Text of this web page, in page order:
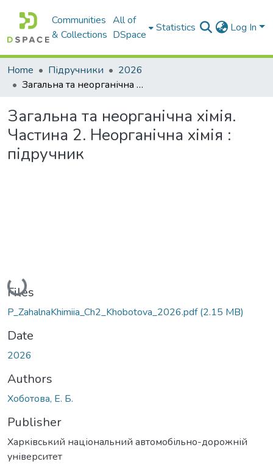
Communities
& Collections
All of
DSpace
Statistics Log In
Home Підручники
2026
Загальна та неорганічна хімія. Частина 2. Неорганічна хімія : підручник
Загальна та неорганічна хімія.
Частина 2. Неорганічна хімія :
підручник
Loading...
Files
P_ZahalnaKhimiia_Ch2_Khobotova_2026.pdf(2.15 MB)
Date
2026
Authors
Хоботова, Е. Б.
Publisher
Харківський національний автомобільно-дорожній
університет